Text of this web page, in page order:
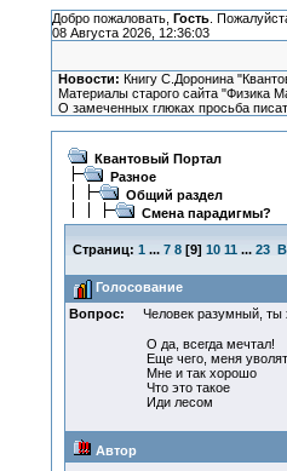
Добро пожаловать, Гость.
08 Августа 2026, 12:36:03
Новости: Книгу С.Доронина
Материалы старого сайта "Физика
О замеченных глюках просьба
Квантовый Портал
Разное
Общий раздел
Смена парадигмы?
Страниц: 1 ... 7 8[9] 10 11 ... 23
Голосование
Вопрос:
Человек разумный, ты
О да, всегда мечтал!
Еще чего, меня
Мне и так хорошо
Что это такое
Иди лесом
Автор